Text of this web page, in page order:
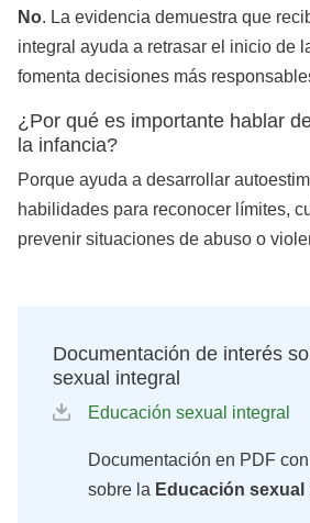
No. La evidencia demuestra que
integral ayuda a retrasar el inicio de
fomenta decisiones más
¿Por qué es importante hablar
la infancia?
Porque ayuda a desarrollar
habilidades para reconocer límites,
prevenir situaciones de abuso o
Documentación de interés
sexual integral
Educación sexual integral
Documentación en PDF
sobre la Educación sexual